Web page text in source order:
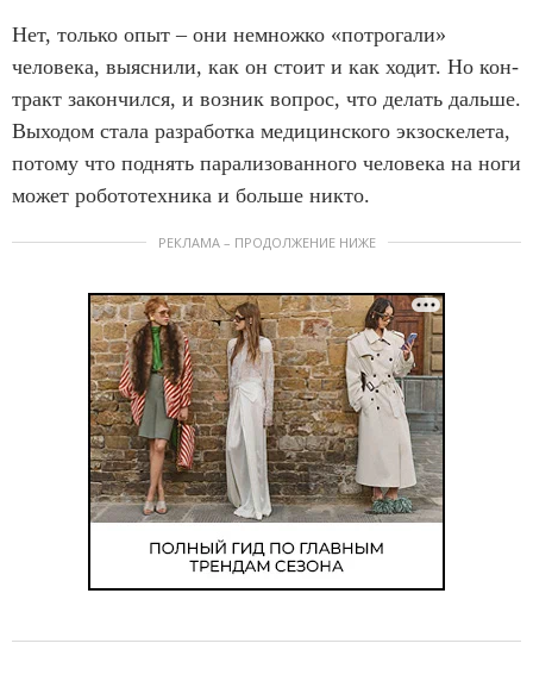
Нет, только опыт – они немножко «потрогали»
человека, выяснили, как он стоит и как ходит. Но кон-
тракт закончился, и возник вопрос, что делать дальше.
Выходом стала разработка медицинского экзоскелета,
потому что поднять парализованного человека на ноги
может робототехника и больше никто.
РЕКЛАМА – ПРОДОЛЖЕНИЕ НИЖЕ